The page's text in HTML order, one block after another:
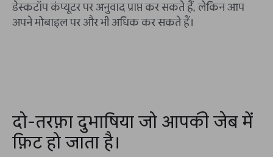
डेस्कटॉप कंप्यूटर पर अनुवाद प्राप्त कर सकते हैं, लेकिन आप
अपने मोबाइल पर और भी अधिक कर सकते हैं।
दो-तरफ़ा दुभाषिया जो आपकी जेब में
फ़िट हो जाता है।